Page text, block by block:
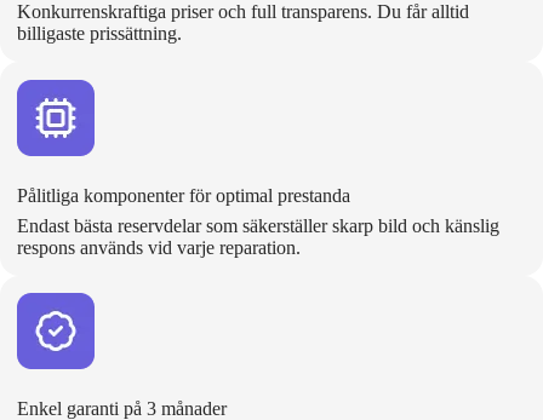
Konkurrenskraftiga priser och full transparens. Du får alltid
billigaste prissättning.
Pålitliga komponenter för optimal prestanda
Endast bästa reservdelar som säkerställer skarp bild och känslig
respons används vid varje reparation.
Enkel garanti på 3 månader